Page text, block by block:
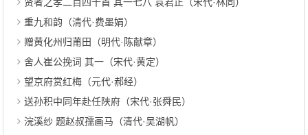
重九和韵（清代·费墨娟）
赠黄化州归莆田（明代·陈献章）
舍人崔公挽词 其一（宋代·黄定）
望京府赏红梅（元代·郝经）
送孙积中同年赴任陕府（宋代·张舜民）
浣溪纱 题赵叔孺画马（清代·吴湖帆）